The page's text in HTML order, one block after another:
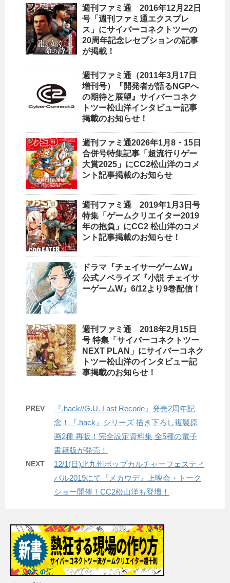
週刊ファミ通 2016年12月22日
号「週刊ファミ通エクスプレ
ス」にサイバーコネクトツーの
20周年記念レセプションの記事
が掲載！
週刊ファミ通（2011年3月17日
増刊号）『開発者が語るNGPへ
の期待と展望』サイバーコネク
トツー松山洋インタビュー記事
掲載のお知らせ！
週刊ファミ通2026年1月8・15日
合併号特集記事「超流行りゲー
大賞2025」にCC2松山洋のコメ
ント記事掲載のお知らせ
週刊ファミ通 2019年1月3日号
特集「ゲームクリエイター2019
年の抱負」にCC2 松山洋のコメ
ント記事掲載のお知らせ！
ドラマ『チェイサーゲームW』
公式ノベライズ『小説 チェイサ
ーゲームW』6/12より9巻配信！
週刊ファミ通 2018年2月15日
号 特集「サイバーコネクトツー
NEXT PLAN」にサイバーコネク
トツー松山洋のインタビュー記
事掲載のお知らせ！
PREV
『.hack//G.U. Last Recode』発売2周年記
念！『.hack』シリーズ 描き下ろし複製原
画2種 再販！完全設定資料集 全5種の電子
書籍版が発売！
NEXT
12/1(日)北九州ポップカルチャーフェスティ
バル2019にて『メカウデ』上映会・トーク
ショー開催！CC2松山洋も登壇！